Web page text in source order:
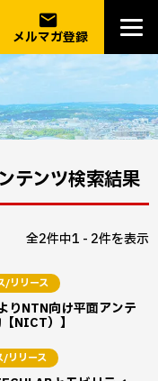
email
メルマガ登録
テンツ検索結果
全2件中1 - 2件を表示
りNTN向け平面アンテ
NICT）】
/リリース
/リリース